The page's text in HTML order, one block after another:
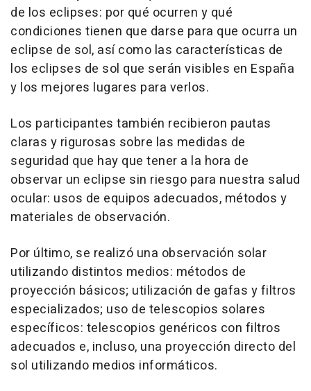
de los eclipses: por qué ocurren y qué
condiciones tienen que darse para que ocurra un
eclipse de sol, así como las características de
los eclipses de sol que serán visibles en España
y los mejores lugares para verlos.
Los participantes también recibieron pautas
claras y rigurosas sobre las medidas de
seguridad que hay que tener a la hora de
observar un eclipse sin riesgo para nuestra salud
ocular: usos de equipos adecuados, métodos y
materiales de observación.
Por último, se realizó una observación solar
utilizando distintos medios: métodos de
proyección básicos; utilización de gafas y filtros
especializados; uso de telescopios solares
específicos: telescopios genéricos con filtros
adecuados e, incluso, una proyección directo del
sol utilizando medios informáticos.